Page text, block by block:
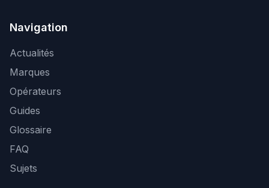
Navigation
Actualités
Marques
Opérateurs
Guides
Glossaire
FAQ
Sujets